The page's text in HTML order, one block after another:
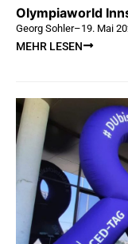
Olympiaworld
Georg Sohler–19. Mai
MEHR LESEN